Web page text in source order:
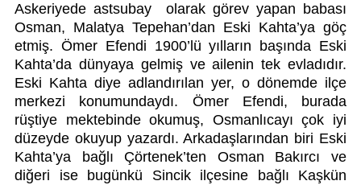
Askeriyede astsubay  olarak görev yapan babası
Osman, Malatya Tepehan’dan Eski Kahta’ya göç
etmiş. Ömer Efendi 1900’lü yılların başında Eski
Kahta’da dünyaya gelmiş ve ailenin tek evladıdır.
Eski Kahta diye adlandırılan yer, o dönemde ilçe
merkezi konumundaydı. Ömer Efendi, burada
rüştiye mektebinde okumuş, Osmanlıcayı çok iyi
düzeyde okuyup yazardı. Arkadaşlarından biri Eski
Kahta’ya bağlı Çörtenek’ten Osman Bakırcı ve
diğeri ise bugünkü Sincik ilçesine bağlı Kaşkün